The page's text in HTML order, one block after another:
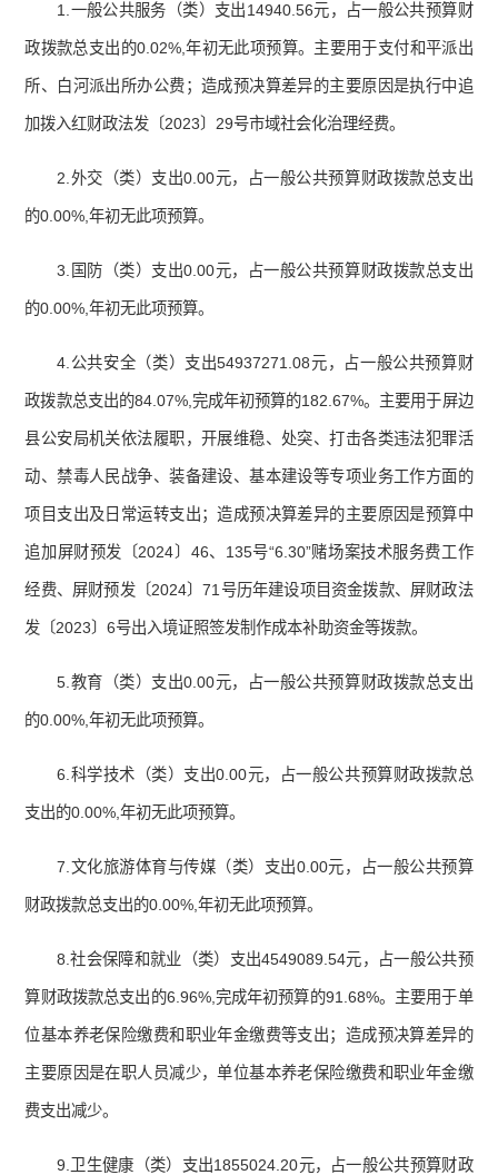
1.一般公共服务（类）支出14940.56元，占一般公共预算财
政拨款总支出的0.02%,年初无此项预算。主要用于支付和平派出
所、白河派出所办公费；造成预决算差异的主要原因是执行中追
加拨入红财政法发〔2023〕29号市域社会化治理经费。
2.外交（类）支出0.00元，占一般公共预算财政拨款总支出
的0.00%,年初无此项预算。
3.国防（类）支出0.00元，占一般公共预算财政拨款总支出
的0.00%,年初无此项预算。
4.公共安全（类）支出54937271.08元，占一般公共预算财
政拨款总支出的84.07%,完成年初预算的182.67%。主要用于屏边
县公安局机关依法履职，开展维稳、处突、打击各类违法犯罪活
动、禁毒人民战争、装备建设、基本建设等专项业务工作方面的
项目支出及日常运转支出；造成预决算差异的主要原因是预算中
追加屏财预发〔2024〕46、135号“6.30”赌场案技术服务费工作
经费、屏财预发〔2024〕71号历年建设项目资金拨款、屏财政法
发〔2023〕6号出入境证照签发制作成本补助资金等拨款。
5.教育（类）支出0.00元，占一般公共预算财政拨款总支出
的0.00%,年初无此项预算。
6.科学技术（类）支出0.00元，占一般公共预算财政拨款总
支出的0.00%,年初无此项预算。
7.文化旅游体育与传媒（类）支出0.00元，占一般公共预算
财政拨款总支出的0.00%,年初无此项预算。
8.社会保障和就业（类）支出4549089.54元，占一般公共预
算财政拨款总支出的6.96%,完成年初预算的91.68%。主要用于单
位基本养老保险缴费和职业年金缴费等支出；造成预决算差异的
主要原因是在职人员减少，单位基本养老保险缴费和职业年金缴
费支出减少。
9.卫生健康（类）支出1855024.20元，占一般公共预算财政